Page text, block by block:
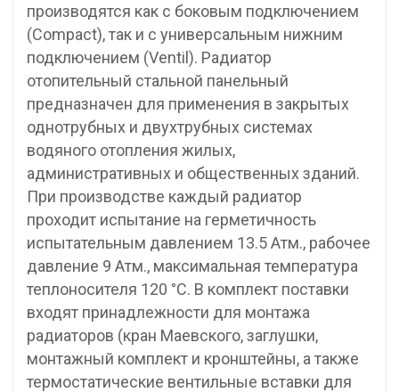
производятся как с боковым подключением
(Compact), так и с универсальным нижним
подключением (Ventil). Радиатор
отопительный стальной панельный
предназначен для применения в закрытых
однотрубных и двухтрубных системах
водяного отопления жилых,
административных и общественных зданий.
При производстве каждый радиатор
проходит испытание на герметичность
испытательным давлением 13.5 Атм., рабочее
давление 9 Атм., максимальная температура
теплоносителя 120 °С. В комплект поставки
входят принадлежности для монтажа
радиаторов (кран Маевского, заглушки,
монтажный комплект и кронштейны, а также
термостатические вентильные вставки для